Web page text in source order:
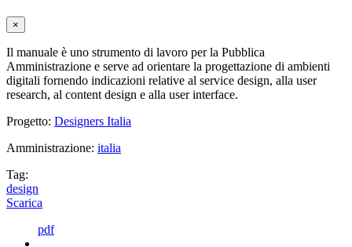
×
Il manuale è uno strumento di lavoro per la Pubblica
Amministrazione e serve ad orientare la progettazione di ambienti
digitali fornendo indicazioni relative al service design, alla user
research, al content design e alla user interface.
Progetto: Designers Italia
Amministrazione: italia
Tag:
design
Scarica
pdf